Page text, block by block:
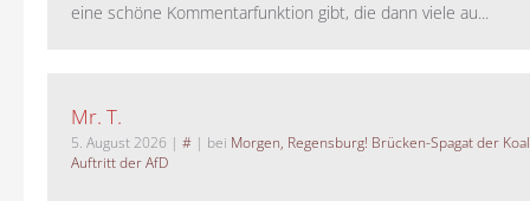
eine schöne Kommentarfunktion gibt, die dann viele au...
Mr. T.
5. August 2026 | # | bei Morgen, Regensburg! Brücken-Spagat der
Auftritt der AfD